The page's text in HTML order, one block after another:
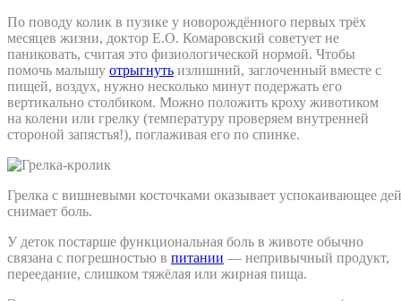
По поводу колик в пузике у новорождённого первых трёх
месяцев жизни, доктор Е.О. Комаровский советует не
паниковать, считая это физиологической нормой. Чтобы
помочь малышу отрыгнуть излишний, заглоченный вместе с
пищей, воздух, нужно несколько минут подержать его
вертикально столбиком. Можно положить кроху животиком
на колени или грелку (температуру проверяем внутренней
стороной запястья!), поглаживая его по спинке.
Грелка с вишневыми косточками оказывает успокаивающее
снимает боль.
У деток постарше функциональная боль в животе обычно
связана с погрешностью в питании — непривычный продукт,
переедание, слишком тяжёлая или жирная пища.